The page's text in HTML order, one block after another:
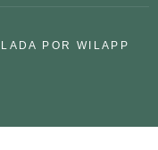
POR WILAPP